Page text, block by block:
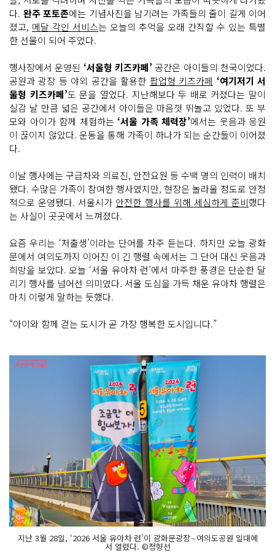
다. 완주 포토존에는 기념사진을 남기려는 가족들의 줄이 길게 이어
졌고, 메달 각인 서비스는 오늘의 추억을 오래 간직할 수 있는 특별
한 선물이 되어 주었다.
행사장에서 운영된 ‘서울형 키즈카페’ 공간은 아이들의 천국이었다.
공원과 광장 등 야외 공간을 활용한 팝업형 키즈카페 ‘여기저기 서
울형 키즈카페’도 문을 열었다. 지난해보다 두 배로 커졌다는 말이
실감 날 만큼 넓은 공간에서 아이들은 마음껏 뛰놀고 있었다. 또 부
모와 아이가 함께 체험하는 ‘서울 가족 체력장’에서는 웃음과 응원
이 끊이지 않았다. 운동을 통해 가족이 하나가 되는 순간들이 이어졌
다.
이날 행사에는 구급차와 의료진, 안전요원 등 수백 명의 인력이 배치
됐다. 수많은 가족이 참여한 행사였지만, 현장은 놀라울 정도로 안정
적으로 운영됐다. 서울시가 안전한 행사를 위해 세심하게 준비했다
는 사실이 곳곳에서 느껴졌다.
요즘 우리는 ‘저출생’이라는 단어를 자주 듣는다. 하지만 오늘 광화
문에서 여의도까지 이어진 이 긴 행렬 속에서는 그 단어 대신 웃음과
희망을 보았다. 오늘 ‘서울 유아차 런’에서 마주한 풍경은 단순한 달
리기 행사를 넘어선 의미였다. 서울 도심을 가득 채운 유아차 행렬은
마치 이렇게 말하는 듯했다.
“아이와 함께 걷는 도시가 곧 가장 행복한 도시입니다.”
지난 3월 28일, ‘2026 서울 유아차 런’이 광화문광장∼여의도공원 일대에
서 열렸다. ©정향선